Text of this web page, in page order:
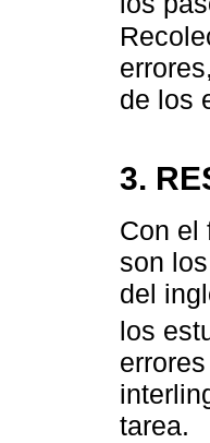
de los
3.
Con el
son
del
los
tarea.